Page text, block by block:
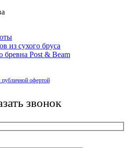
из сухого бруса
бревна Post & Beam
публичной офертой
звонок